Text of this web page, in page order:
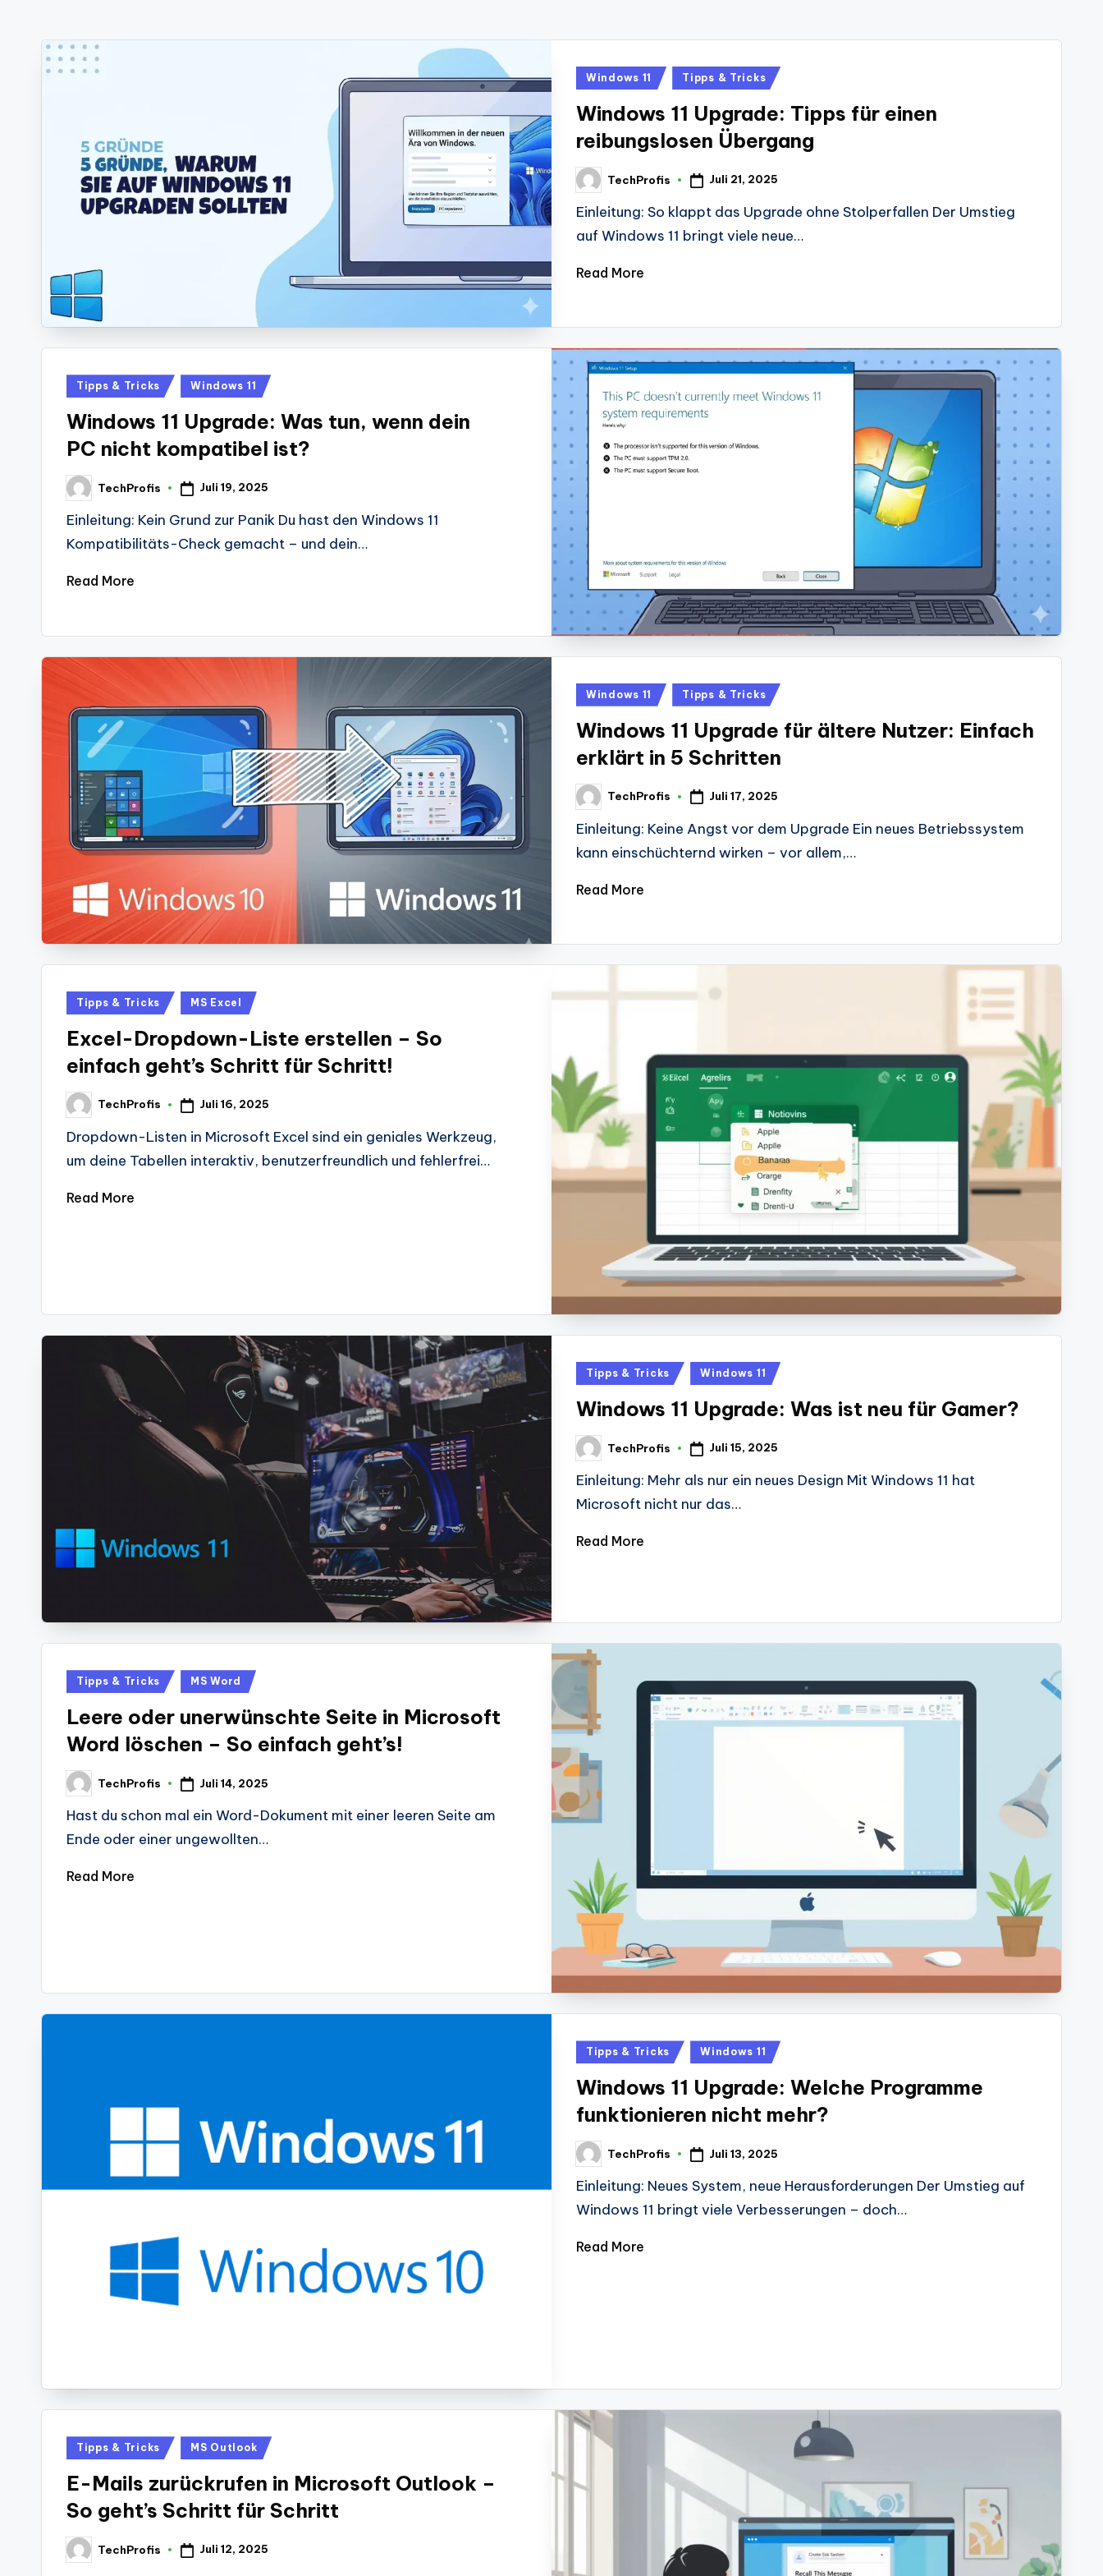
und
mehr.
Posted
Windows 11 Tipps & Tricks
Windows 11 Upgrade: Tipps für einen
reibungslosen Übergang
Posted
by
TechProfis Juli 21, 2025
Einleitung: So klappt das Upgrade ohne Stolperfallen Der Umstieg
auf Windows 11 bringt viele neue…
Read More
Posted
Tipps & Tricks Windows 11
Windows 11 Upgrade: Was tun, wenn dein
PC nicht kompatibel ist?
Posted
by
TechProfis Juli 19, 2025
Einleitung: Kein Grund zur Panik Du hast den Windows 11
Kompatibilitäts-Check gemacht – und dein…
Read More
Posted
Windows 11 Tipps & Tricks
Windows 11 Upgrade für ältere Nutzer: Einfach
erklärt in 5 Schritten
Posted
by
TechProfis Juli 17, 2025
Einleitung: Keine Angst vor dem Upgrade Ein neues Betriebssystem
kann einschüchternd wirken – vor allem,…
Read More
Posted
Tipps & Tricks MS Excel
Excel-Dropdown-Liste erstellen – So
einfach geht’s Schritt für Schritt!
Posted
by
TechProfis Juli 16, 2025
Dropdown-Listen in Microsoft Excel sind ein geniales Werkzeug,
um deine Tabellen interaktiv, benutzerfreundlich und fehlerfrei…
Read More
Posted
Tipps & Tricks Windows 11
Windows 11 Upgrade: Was ist neu für Gamer?
Posted
by
TechProfis Juli 15, 2025
Einleitung: Mehr als nur ein neues Design Mit Windows 11 hat
Microsoft nicht nur das…
Read More
Posted
Tipps & Tricks MS Word
Leere oder unerwünschte Seite in Microsoft
Word löschen – So einfach geht’s!
Posted
by
TechProfis Juli 14, 2025
Hast du schon mal ein Word-Dokument mit einer leeren Seite am
Ende oder einer ungewollten…
Read More
Posted
Tipps & Tricks Windows 11
Windows 11 Upgrade: Welche Programme
funktionieren nicht mehr?
Posted
by
TechProfis Juli 13, 2025
Einleitung: Neues System, neue Herausforderungen Der Umstieg auf
Windows 11 bringt viele Verbesserungen – doch…
Read More
Posted
Tipps & Tricks MS Outlook
E-Mails zurückrufen in Microsoft Outlook –
So geht’s Schritt für Schritt
Posted
by
TechProfis Juli 12, 2025